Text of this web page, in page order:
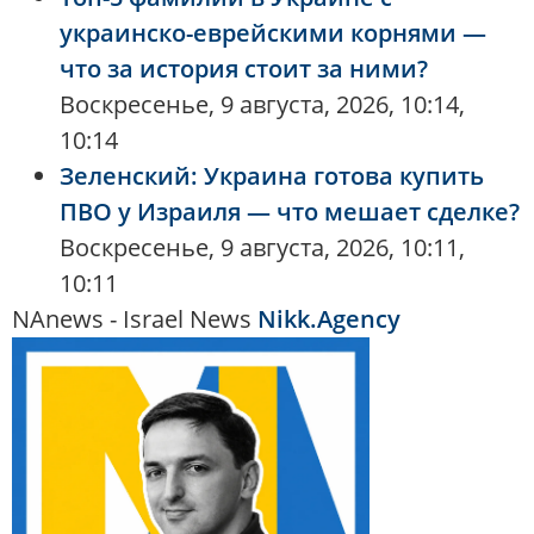
украинско-еврейскими корнями —
что за история стоит за ними?
Воскресенье, 9 августа, 2026, 10:14,
10:14
Зеленский: Украина готова купить
ПВО у Израиля — что мешает сделке?
Воскресенье, 9 августа, 2026, 10:11,
10:11
NAnews - Israel News Nikk.Agency